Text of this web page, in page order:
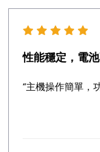
性能穩定，電
“主機操作簡單，